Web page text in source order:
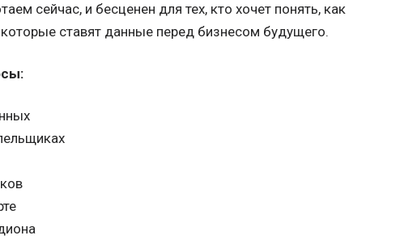
сейчас, и бесценен для тех, кто хочет понять, как
ставят данные перед бизнесом будущего.